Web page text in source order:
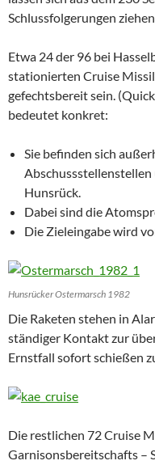
Schlussfolgerungen
Etwa 24 der 96 bei
stationierten Cruise
gefechtsbereit sein.
bedeutet konkret:
Sie befinden sich
Hunsrück.
Dabei sind die
Die Zieleingabe wird
Hunsrücker Ostermarsch 1982
Die Raketen stehen in
ständiger Kontakt zur
Ernstfall sofort schießen
Die restlichen 72 Cruise
Garnisonsbereitschafts